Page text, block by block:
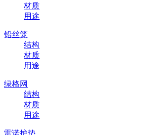
材质
用途
铅丝笼
结构
材质
用途
绿格网
结构
材质
用途
雷诺护垫